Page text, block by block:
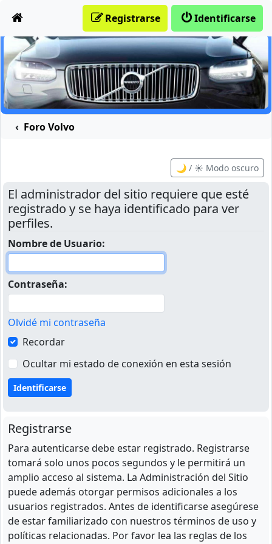
Identificarse
Registrarse
Foro Volvo
🌙 / ☀️ Modo oscuro
El administrador del sitio requiere que esté
registrado y se haya identificado para ver
perfiles.
Nombre de Usuario:
Contraseña:
Olvidé mi contraseña
Recordar
Ocultar mi estado de conexión en esta sesión
Registrarse
Para autenticarse debe estar registrado. Registrarse
tomará solo unos pocos segundos y le permitirá un
amplio acceso al sistema. La Administración del Sitio
puede además otorgar permisos adicionales a los
usuarios registrados. Antes de identificarse asegúrese
de estar familiarizado con nuestros términos de uso y
políticas relacionadas. Por favor lea las reglas de los